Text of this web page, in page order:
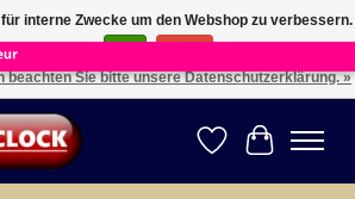
Reviews ×
ihre Sprache: DE -- Choose your language: EN ⇓ ⇒
Wunschzettel
Ihr
interne Zwecke um den Webshop zu verbessern.
in Ordnung?
beachten Sie bitte unsere Datenschutzerklärung. »